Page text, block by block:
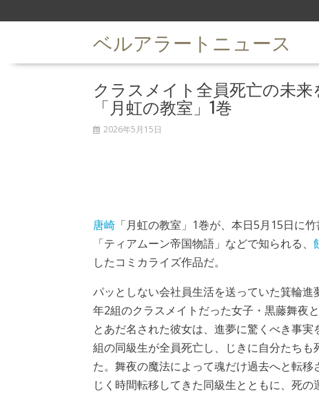
k
ベルアラートニュース
クラスメイト全員死亡の未
「月虹の教室」1巻
2026年5月15日
唐崎「月虹の教室」1巻が、本日5月15日に竹
「ティアムーン帝国物語」などで知られる、
したコミカライズ作品だ。
パッとしない会社員生活を送っていた箕輪進
年2組のクラスメイトだった女子・黒藤舞夜
とあだ名された彼女は、進夢に驚くべき事実
組の同級生が全員死亡し、じきに自分たちも
た。舞夜の魔法によって魂だけ過去へと転移
じく時間転移してきた同級生とともに、死の